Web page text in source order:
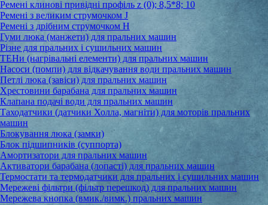
Ремені клинові привідні профіль z (0); 8,5*8; 10
Ремені з великим струмочком J
Ремені з дрібним струмочком Н
Гуми люка (манжети) для пральних машин
Різне для пральних і сушильних машин
ТЕНи (нагрівальні елементи) для пральних машин
Насоси (помпи) для відкачування води пральних машин
Петлі люка (завіси) для пральних машин
Хрестовини барабана для пральних машин
Клапана подачі води для пральних машин
Таходатчики (датчики Холла, магніти) для моторів пральних
машин
Блокування люка (замки)
Блок підшипників (суппорта)
Амортизатори для пральних машин
Активатори барабана (лопасті) для пральних машин
Термостати та термодатчики для пральних і сушильних машин
Мережеві фільтри (фільтр перешкод) для пральних машин
Мережева кнопка (вмик./вимк.) пральних машин